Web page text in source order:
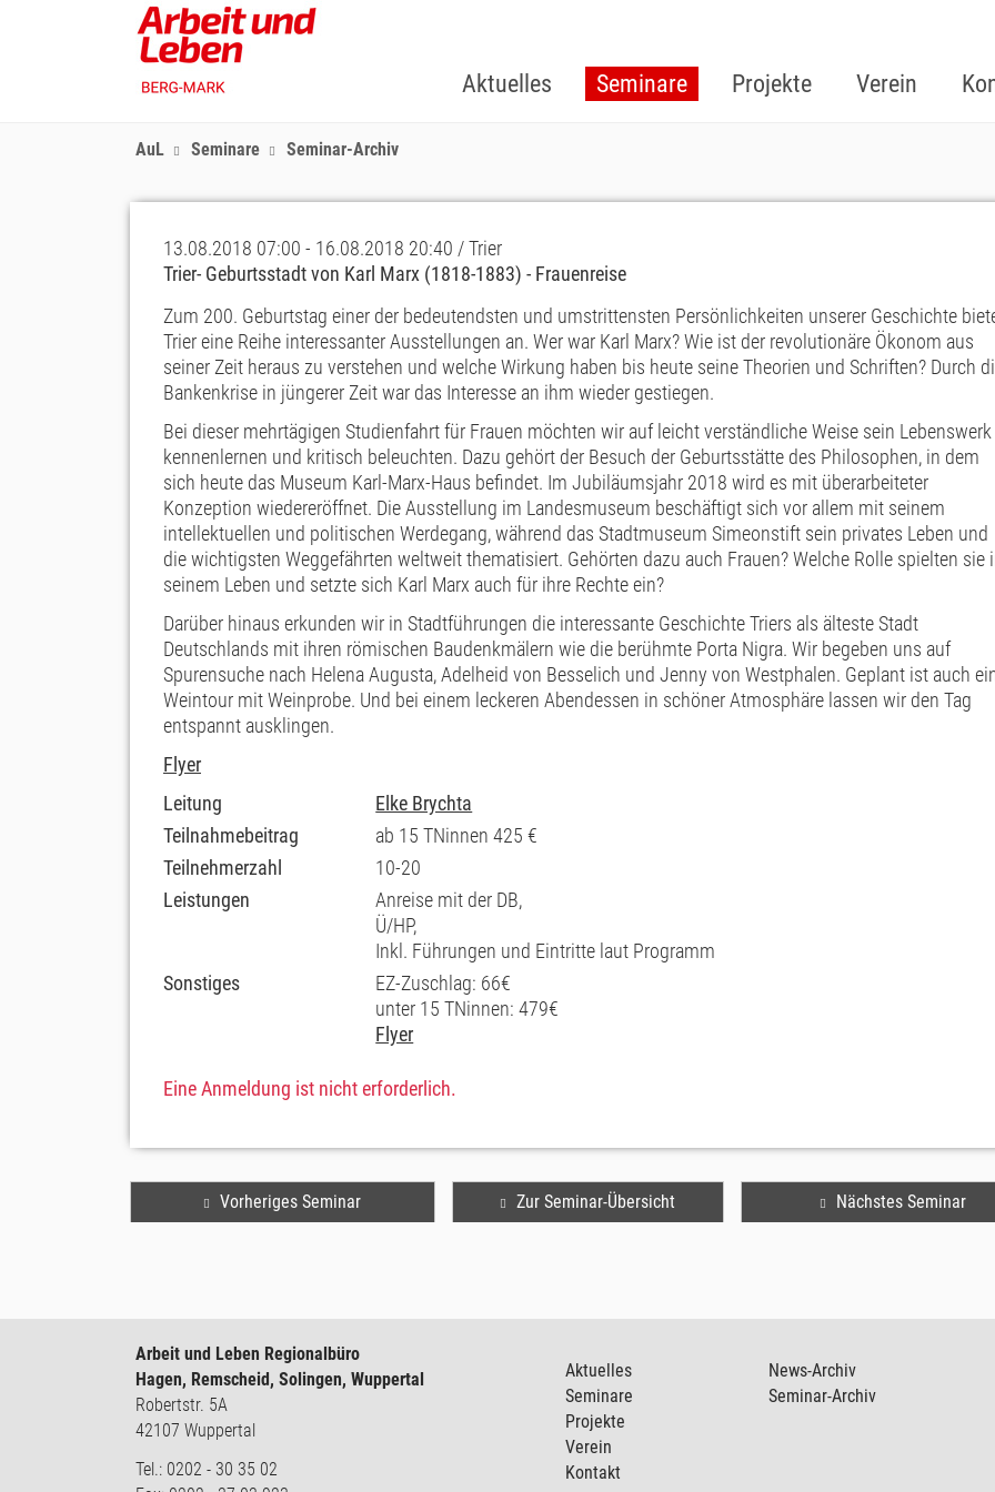
Aktuelles Seminare Projekte Verein
AuL Seminare Seminar-Archiv
13.08.2018 07:00 - 16.08.2018 20:40 / Trier
Trier- Geburtsstadt von Karl Marx (1818-1883) - Frauenreise
Zum 200. Geburtstag einer der bedeutendsten und umstrittensten Persönlichkeiten unserer Geschichte
Trier eine Reihe interessanter Ausstellungen an. Wer war Karl Marx? Wie ist der revolutionäre Ökonom aus
seiner Zeit heraus zu verstehen und welche Wirkung haben bis heute seine Theorien und Schriften? Durch
Bankenkrise in jüngerer Zeit war das Interesse an ihm wieder gestiegen.
Bei dieser mehrtägigen Studienfahrt für Frauen möchten wir auf leicht verständliche Weise sein Lebenswerk
kennenlernen und kritisch beleuchten. Dazu gehört der Besuch der Geburtsstätte des Philosophen, in dem
sich heute das Museum Karl-Marx-Haus befindet. Im Jubiläumsjahr 2018 wird es mit überarbeiteter
Konzeption wiedereröffnet. Die Ausstellung im Landesmuseum beschäftigt sich vor allem mit seinem
intellektuellen und politischen Werdegang, während das Stadtmuseum Simeonstift sein privates Leben und
die wichtigsten Weggefährten weltweit thematisiert. Gehörten dazu auch Frauen? Welche Rolle spielten sie
seinem Leben und setzte sich Karl Marx auch für ihre Rechte ein?
Darüber hinaus erkunden wir in Stadtführungen die interessante Geschichte Triers als älteste Stadt
Deutschlands mit ihren römischen Baudenkmälern wie die berühmte Porta Nigra. Wir begeben uns auf
Spurensuche nach Helena Augusta, Adelheid von Besselich und Jenny von Westphalen. Geplant ist auch
Weintour mit Weinprobe. Und bei einem leckeren Abendessen in schöner Atmosphäre lassen wir den Tag
entspannt ausklingen.
Flyer
Leitung
Elke Brychta
Teilnahmebeitrag
ab 15 TNinnen 425 €
Teilnehmerzahl
10-20
Leistungen
Anreise mit der DB,
Ü/HP,
Inkl. Führungen und Eintritte laut Programm
Sonstiges
EZ-Zuschlag: 66€
unter 15 TNinnen: 479€
Flyer
Eine Anmeldung ist nicht erforderlich.
Vorheriges Seminar Zur Seminar-Übersicht Nächstes Seminar
Arbeit und Leben Regionalbüro
Hagen, Remscheid, Solingen, Wuppertal
Robertstr. 5A
42107 Wuppertal
Tel.: 0202 - 30 35 02
Aktuelles
Seminare
Projekte
Verein
Kontakt
News-Archiv
Seminar-Archiv